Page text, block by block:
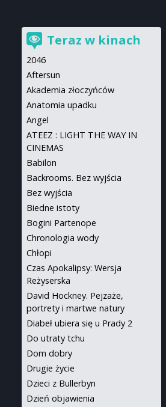
Teraz w kinach
2046
Aftersun
Akademia złoczyńców
Anatomia upadku
Angel
ATEEZ : LIGHT THE WAY IN
CINEMAS
Babilon
Backrooms. Bez wyjścia
Bez wyjścia
Biedne istoty
Bogini Partenope
Chronologia wody
Chłopi
Czas Apokalipsy: Wersja
Reżyserska
David Hockney. Pejzaże,
portrety i martwe natury
Diabeł ubiera się u Prady 2
Do utraty tchu
Dom dobry
Drugie życie
Dzieci z Bullerbyn
Dzień objawienia